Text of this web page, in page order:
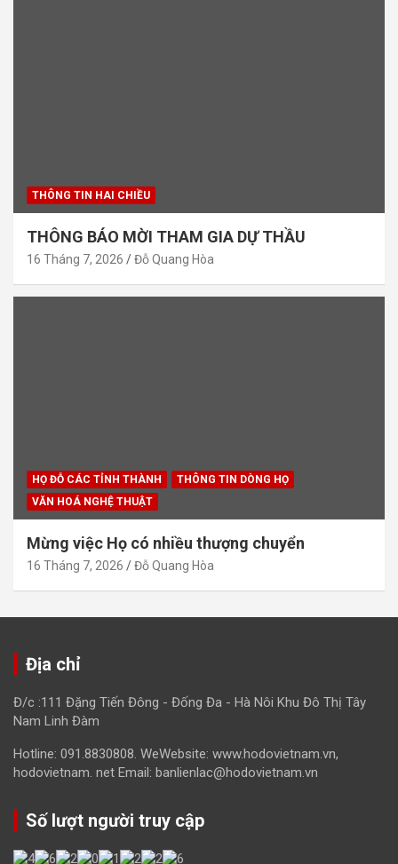
THÔNG TIN HAI CHIỀU
THÔNG BÁO MỜI THAM GIA DỰ THẦU
16 Tháng 7, 2026 Đỗ Quang Hòa
HỌ ĐỖ CÁC TỈNH THÀNH
THÔNG TIN DÒNG HỌ
VĂN HOÁ NGHỆ THUẬT
Mừng việc Họ có nhiều thượng chuyển
16 Tháng 7, 2026 Đỗ Quang Hòa
Địa chỉ
Đ/c :111 Đặng Tiến Đông - Đống Đa - Hà Nôi Khu Đô Thị Tây
Nam Linh Đàm
Hotline: 091.8830808. WeWebsite: www.hodovietnam.vn,
hodovietnam. net Email: banlienlac@hodovietnam.vn
Số lượt người truy cập